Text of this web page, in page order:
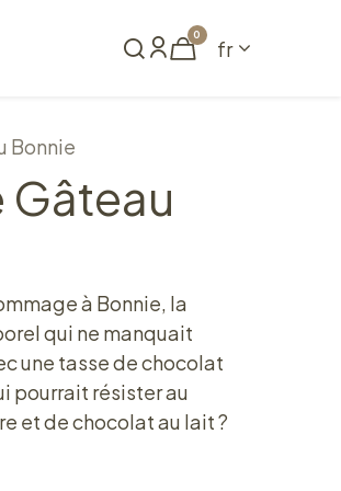
0
fr
Bonnie
à Bonnie, la
qui ne manquait
une tasse de chocolat
pourrait résister au
et de chocolat au lait ?